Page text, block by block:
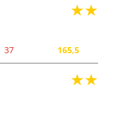
★★
37 165,5
★★